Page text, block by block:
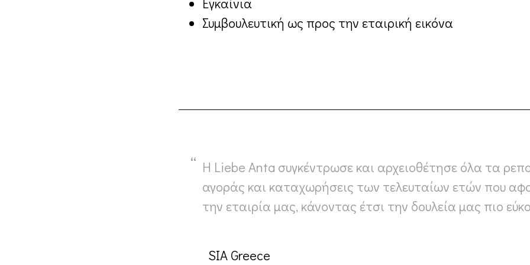
Συμβουλευτική ως προς την εταιρική εικόνα
Η Liebe Anta συγκέντρωσε και αρχειοθέτησε όλα τα
αγοράς και καταχωρήσεις των τελευταίων ετών που
την εταιρία μας, κάνοντας έτσι την δουλεία μας πιο
SIA Greece